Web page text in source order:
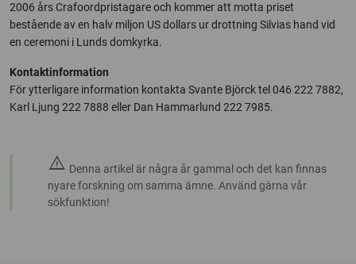
2006 års Crafoordpristagare och kommer att motta priset
bestående av en halv miljon US dollars ur drottning Silvias hand vid
en ceremoni i Lunds domkyrka.
Kontaktinformation
För ytterligare information kontakta Svante Björck tel 046 222 7882,
Karl Ljung 222 7888 eller Dan Hammarlund 222 7985.
warning Denna artikel är några år gammal och det kan finnas
nyare forskning om samma ämne. Använd gärna vår
sökfunktion!